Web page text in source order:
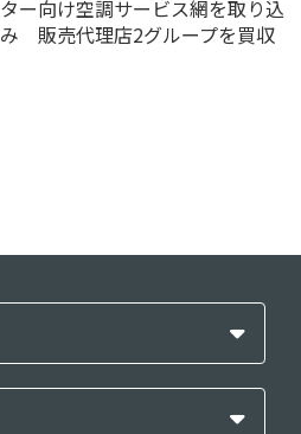
ター向け空調サービス網を取り込
み 販売代理店2グループを買収